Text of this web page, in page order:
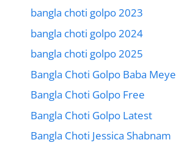
bangla choti golpo 2023
bangla choti golpo 2024
bangla choti golpo 2025
Bangla Choti Golpo Baba Meye
Bangla Choti Golpo Free
Bangla Choti Golpo Latest
Bangla Choti Jessica Shabnam